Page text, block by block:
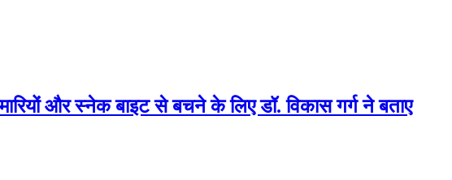
और स्नेक बाइट से बचने के लिए डॉ. विकास गर्ग ने बताए